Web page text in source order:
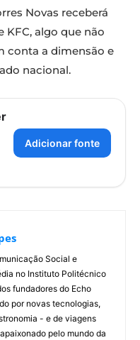
Novas receberá
KFC, algo que não
conta a dimensão e
nacional.
Adicionar fonte
Social e
no Instituto Politécnico
fundadores do Echo
por novas tecnologias,
- e de viagens
pelo mundo da